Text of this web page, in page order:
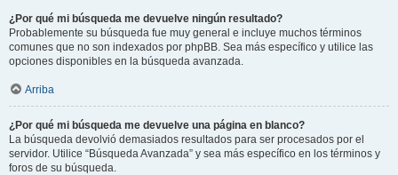
¿Por qué mi búsqueda me devuelve ningún resultado?
Probablemente su búsqueda fue muy general e incluye muchos términos
comunes que no son indexados por phpBB. Sea más específico y utilice las
opciones disponibles en la búsqueda avanzada.
Arriba
¿Por qué mi búsqueda me devuelve una página en blanco?
La búsqueda devolvió demasiados resultados para ser procesados por el
servidor. Utilice “Búsqueda Avanzada” y sea más específico en los términos y
foros de su búsqueda.